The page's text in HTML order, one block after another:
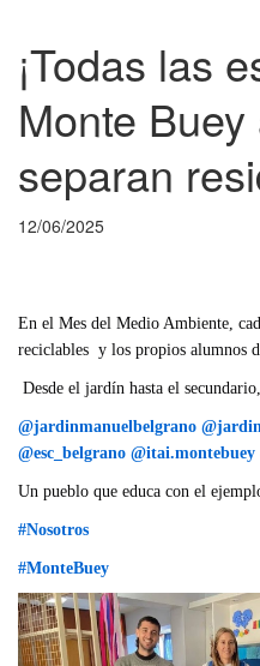
¡Todas las
Monte
separan
12/06/2025
En el Mes del Medio Ambiente,
reciclables y los propios alumnos
Desde el jardín hasta el
@jardinmanuelbelgrano
@esc_belgrano @itai.montebuey
Un pueblo que educa con el
#Nosotros
#MonteBuey